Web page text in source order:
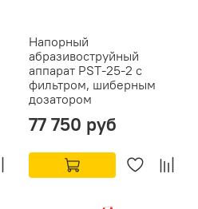
Напорный
абразивоструйный
аппарат PST-25-2 с
фильтром, шиберным
дозатором
77 750 руб